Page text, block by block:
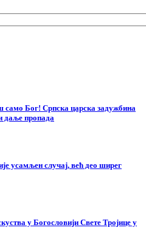
само Бог! Српска царска задужбина
даље пропада
усамљен случај, већ део ширег
у Богословији Свете Тројице у